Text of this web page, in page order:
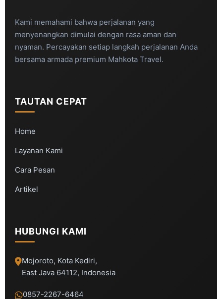
Kami memahami bahwa perjalanan yang
menyenangkan dimulai dengan rasa aman dan
nyaman. Percayakan setiap langkah perjalanan Anda
bersama armada premium Mahkota Travel.
TAUTAN CEPAT
Home
Layanan Kami
Cara Pesan
Artikel
HUBUNGI KAMI
Mojoroto, Kota Kediri,
East Java 64112, Indonesia
0857-2267-6464